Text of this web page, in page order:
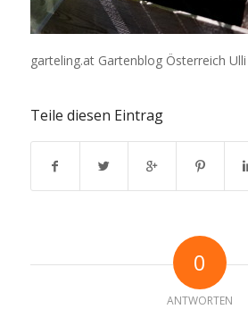
garteling.at Gartenblog Österreich
Teile diesen Eintrag
0
ANTWORTEN